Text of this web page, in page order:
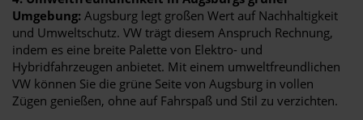
Umgebung: Augsburg legt großen Wert auf Nachhaltigkeit
und Umweltschutz. VW trägt diesem Anspruch Rechnung,
indem es eine breite Palette von Elektro- und
Hybridfahrzeugen anbietet. Mit einem umweltfreundlichen
VW können Sie die grüne Seite von Augsburg in vollen
Zügen genießen, ohne auf Fahrspaß und Stil zu verzichten.